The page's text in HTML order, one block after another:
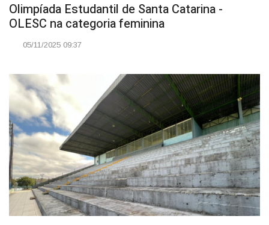
Olimpíada Estudantil de Santa Catarina -
OLESC na categoria feminina
05/11/2025 09:37